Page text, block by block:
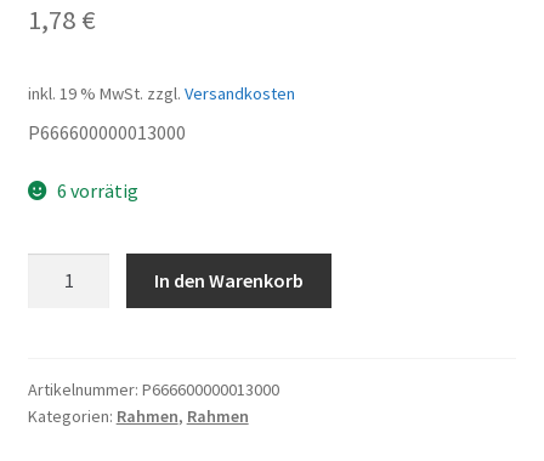
1,78 €
inkl. 19 % MwSt. zzgl. Versandkosten
P666600000013000
6 vorrätig
In den Warenkorb
Artikelnummer: P666600000013000
Kategorien: Rahmen, Rahmen